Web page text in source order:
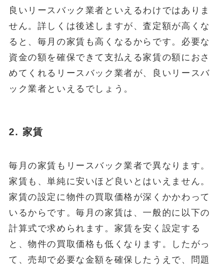
良いリースバック業者といえるわけではありま
せん。詳しくは後述しますが、査定額が高くな
ると、毎月の家賃も高くなるからです。必要な
資金の額を確保できて支払える家賃の額におさ
めてくれるリースバック業者が、良いリースバ
ック業者といえるでしょう。
2. 家賃
毎月の家賃もリースバック業者で異なります。
家賃も、単純に安いほど良いとはいえません。
家賃の設定に物件の買取価格が深くかかわって
いるからです。毎月の家賃は、一般的に以下の
計算式で求められます。家賃を安く設定する
と、物件の買取価格も低くなります。したがっ
て、売却で必要な金額を確保したうえで、問題